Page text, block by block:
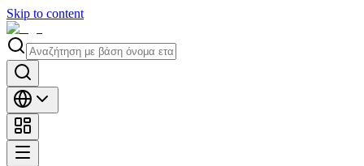
Skip to content